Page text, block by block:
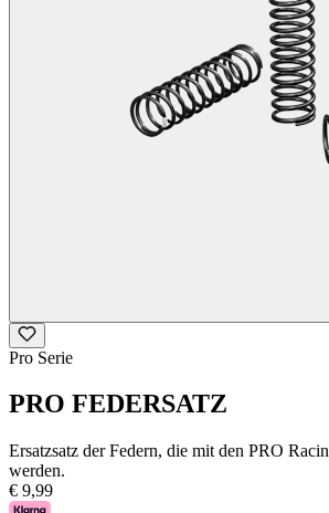
Pro Serie
PRO FEDERSATZ
Ersatzsatz der Federn, die mit den PRO
werden.
€ 9,99